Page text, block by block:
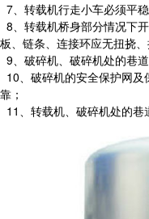
7、转载机行走小车必须平稳
8、转载机桥身部分情况下
板、链条、连接环应无扭挠
9、破碎机、破碎机处的巷
10、破碎机的安全保护网
靠；
11、转载机、破碎机处的巷